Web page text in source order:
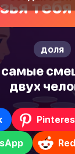
доля
двух